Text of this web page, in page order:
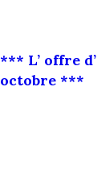
*** L’ offre d’
octobre ***